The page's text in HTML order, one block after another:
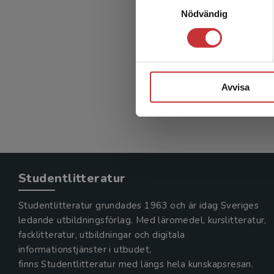
Nödvändig
Avvisa
Blom,
Exkl.
Studentlitteratur
Studentlitteratur grundades 1963 och är idag Sveriges
ledande utbildningsförlag. Med läromedel, kurslitteratur,
facklitteratur, utbildningar och digitala
informationstjänster i utbudet,
finns Studentlitteratur med längs hela kunskapsresan.